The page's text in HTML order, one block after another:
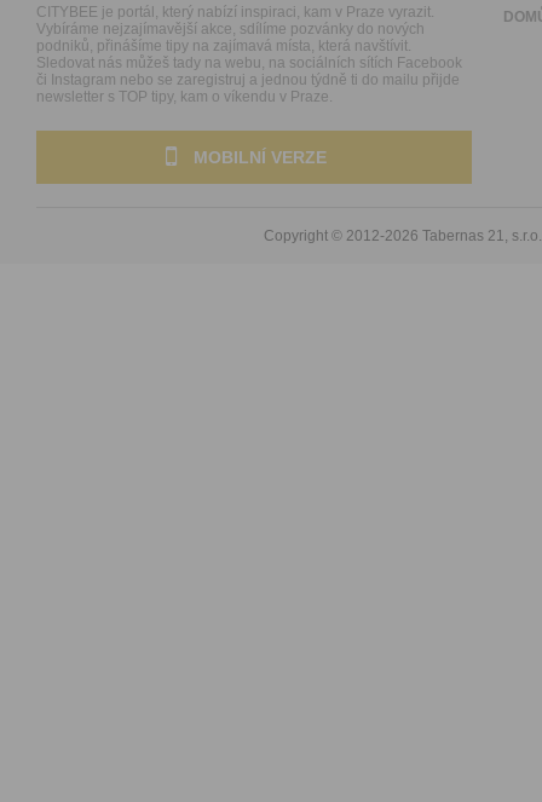
CITYBEE je portál, který nabízí inspiraci, kam v Praze vyrazit.
Vybíráme nejzajímavější akce, sdílíme pozvánky do nových
podniků, přinášíme tipy na zajímavá místa, která navštívit.
Sledovat nás můžeš tady na webu, na sociálních sítích Facebook
či Instagram nebo se zaregistruj a jednou týdně ti do mailu přijde
newsletter s TOP tipy, kam o víkendu v Praze.
MOBILNÍ VERZE
Copyright © 2012-2026 Tabernas 21, s.r.o.